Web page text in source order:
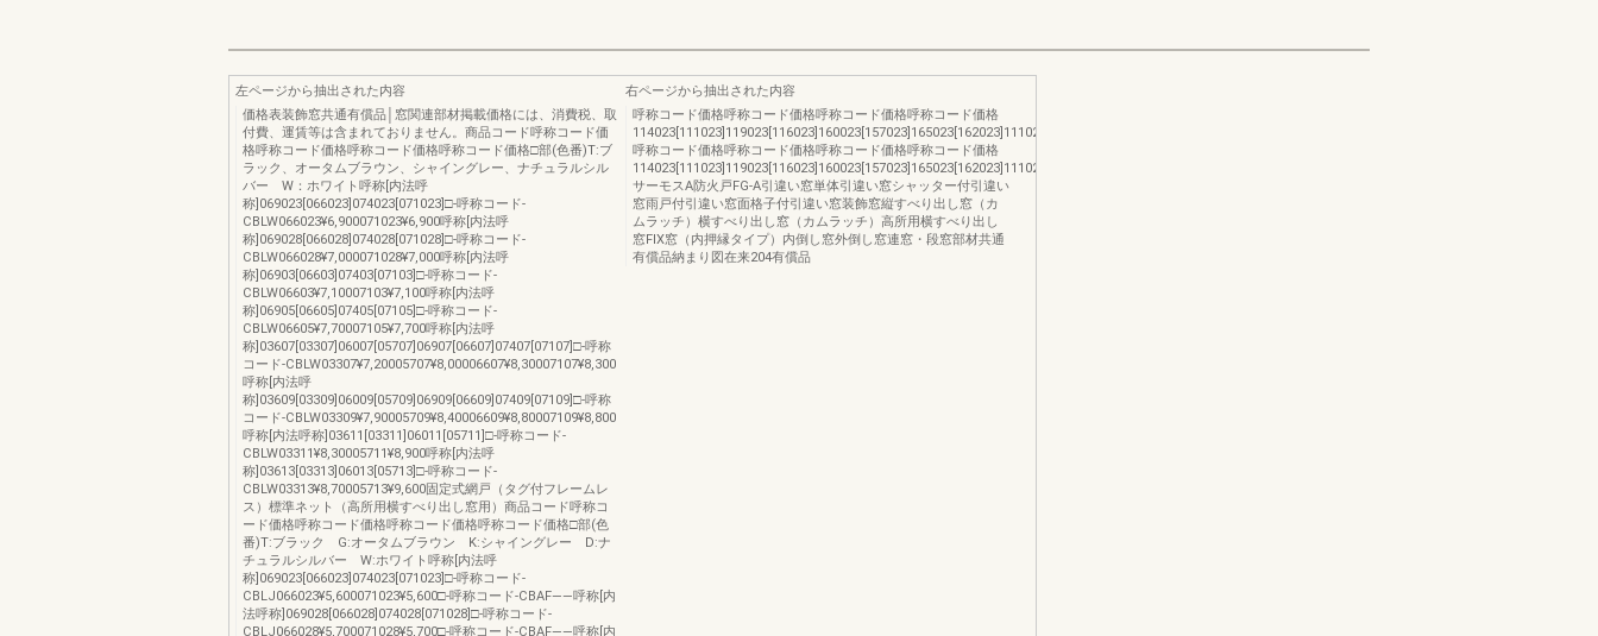
左ページから抽出された内容
価格表装飾窓共通有償品│窓関連部材掲載価格には、消費税、取
付費、運賃等は含まれておりません。商品コード呼称コード価
格呼称コード価格呼称コード価格呼称コード価格□部(色番)T:ブ
ラック、オータムブラウン、シャイングレー、ナチュラルシル
バー W：ホワイト呼称[内法呼
称]069023[066023]074023[071023]□-呼称コード-
CBLW066023¥6,900071023¥6,900呼称[内法呼
称]069028[066028]074028[071028]□-呼称コード-
CBLW066028¥7,000071028¥7,000呼称[内法呼
称]06903[06603]07403[07103]□-呼称コード-
CBLW06603¥7,10007103¥7,100呼称[内法呼
称]06905[06605]07405[07105]□-呼称コード-
CBLW06605¥7,70007105¥7,700呼称[内法呼
称]03607[03307]06007[05707]06907[06607]07407[07107]□-呼称
コード-CBLW03307¥7,20005707¥8,00006607¥8,30007107¥8,300
呼称[内法呼
称]03609[03309]06009[05709]06909[06609]07409[07109]□-呼称
コード-CBLW03309¥7,90005709¥8,40006609¥8,80007109¥8,800
呼称[内法呼称]03611[03311]06011[05711]□-呼称コード-
CBLW03311¥8,30005711¥8,900呼称[内法呼
称]03613[03313]06013[05713]□-呼称コード-
CBLW03313¥8,70005713¥9,600固定式網戸（タグ付フレームレ
ス）標準ネット（高所用横すべり出し窓用）商品コード呼称コ
ード価格呼称コード価格呼称コード価格呼称コード価格□部(色
番)T:ブラック G:オータムブラウン K:シャイングレー D:ナ
チュラルシルバー W:ホワイト呼称[内法呼
称]069023[066023]074023[071023]□-呼称コード-
CBLJ066023¥5,600071023¥5,600□-呼称コード-CBAF――呼称[内
法呼称]069028[066028]074028[071028]□-呼称コード-
CBLJ066028¥5,700071028¥5,700□-呼称コード-CBAF――呼称[内
右ページから抽出された内容
呼称コード価格呼称コード価格呼称コード価格呼称コード価格
呼称コード価格呼称コード価格呼称コード価格呼称コード価格
サーモスA防火戸FG-A引違い窓単体引違い窓シャッター付引違い
窓雨戸付引違い窓面格子付引違い窓装飾窓縦すべり出し窓（カ
ムラッチ）横すべり出し窓（カムラッチ）高所用横すべり出し
窓FIX窓（内押縁タイプ）内倒し窓外倒し窓連窓・段窓部材共通
有償品納まり図在来204有償品